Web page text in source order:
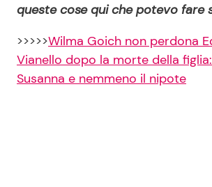
queste cose qui che potevo fare
>>>>>Wilma Goich non perdona
Vianello dopo la morte della
Susanna e nemmeno il nipote